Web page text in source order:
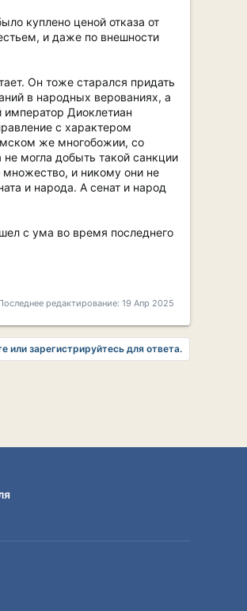
куплено ценой отказа от
и даже по внешности
Он тоже старался придать
в народных верованиях, а
император Диоклетиан
с характером
же многобожии, со
могла добыть такой санкции
множество, и никому они не
и народа. А сенат и народ
с ума во время последнего
редактирование: 19 Апр 2025
или зарегистрируйтесь для ответа.